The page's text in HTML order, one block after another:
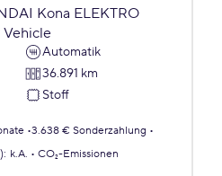
Kona ELEKTRO
Automatik
36.891 km
Stoff
3.638 € Sonderzahlung
: k.A.
CO₂-Emissionen